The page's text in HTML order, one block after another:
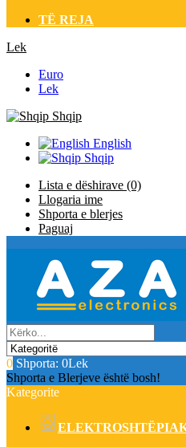
TË REJA
Lek
Euro
Lek
Shqip
English
Shqip
Lista e dëshirave (0)
Llogaria ime
Shporta e blerjes
Paguaj
0 Shporta: 0Lek
Shporta e Blerjeve është bosh!
Kategorite